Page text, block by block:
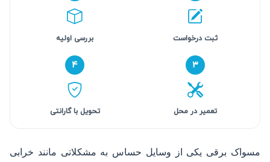
ثبت درخواست بررسی اولیه
۳
تعمیر در محل
۴
تحویل با گارانتی
مسواک برقی یکی از وسایل حساس به مشکلاتی مانند خرابی